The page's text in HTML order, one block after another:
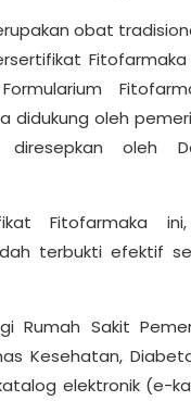
obat
didukung oleh
oleh
Fitofarmaka
terbukti efektif
Rumah Sakit
Kesehatan,
elektronik (e-